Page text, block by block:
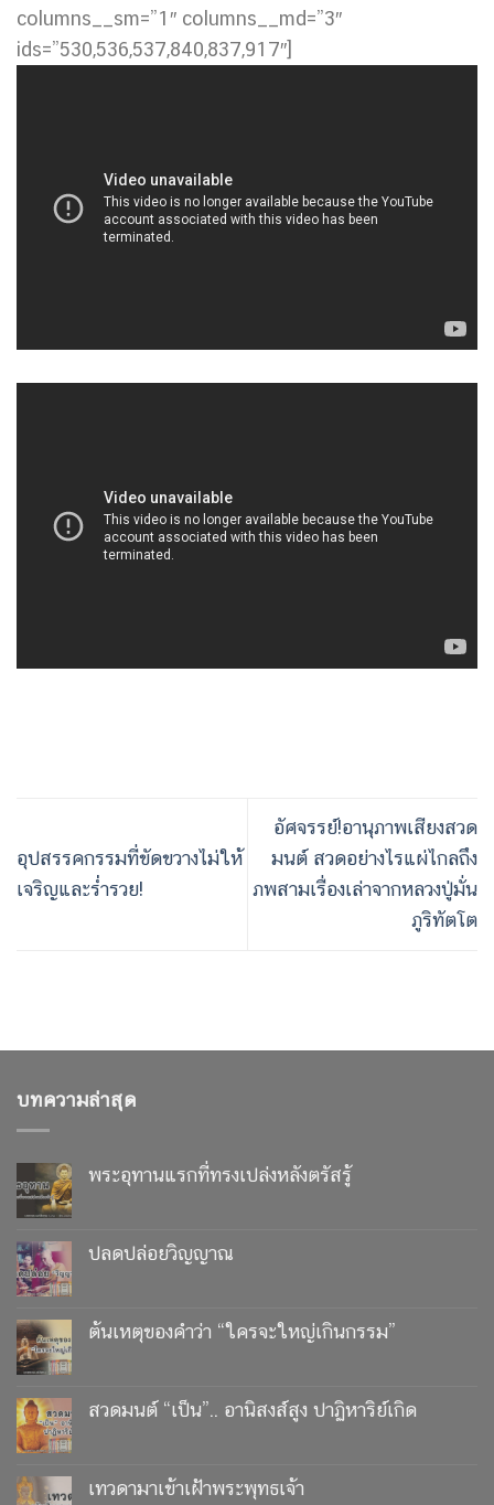
columns__sm=”1″ columns__md=”3″
ids=”530,536,537,840,837,917″]
อุปสรรคกรรมที่ขัดขวางไม่ให้
เจริญและร่ำรวย!
อัศจรรย์!อานุภาพเสียงสวด
มนต์ สวดอย่างไรแผ่ไกลถึง
ภพสามเรื่องเล่าจากหลวงปู่มั่น
ภูริทัตโต
บทความล่าสุด
พระอุทานแรกที่ทรงเปล่งหลังตรัสรู้
ปลดปล่อยวิญญาณ
ต้นเหตุของคำว่า “ใครจะใหญ่เกินกรรม”
สวดมนต์ “เป็น”.. อานิสงส์สูง ปาฏิหาริย์เกิด
เทวดามาเข้าเฝ้าพระพุทธเจ้า